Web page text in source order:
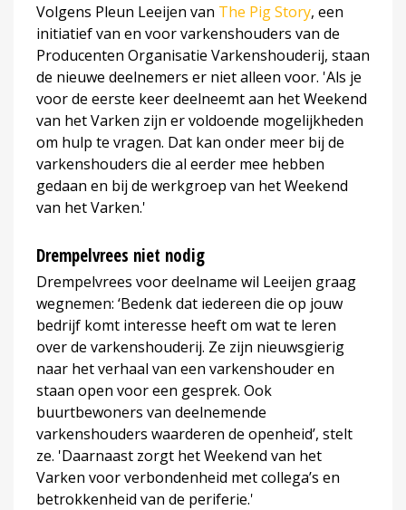
Volgens Pleun Leeijen van The Pig Story, een
initiatief van en voor varkenshouders van de
Producenten Organisatie Varkenshouderij, staan
de nieuwe deelnemers er niet alleen voor. 'Als je
voor de eerste keer deelneemt aan het Weekend
van het Varken zijn er voldoende mogelijkheden
om hulp te vragen. Dat kan onder meer bij de
varkenshouders die al eerder mee hebben
gedaan en bij de werkgroep van het Weekend
van het Varken.'
Drempelvrees niet nodig
Drempelvrees voor deelname wil Leeijen graag
wegnemen: ‘Bedenk dat iedereen die op jouw
bedrijf komt interesse heeft om wat te leren
over de varkenshouderij. Ze zijn nieuwsgierig
naar het verhaal van een varkenshouder en
staan open voor een gesprek. Ook
buurtbewoners van deelnemende
varkenshouders waarderen de openheid’, stelt
ze. 'Daarnaast zorgt het Weekend van het
Varken voor verbondenheid met collega’s en
betrokkenheid van de periferie.'